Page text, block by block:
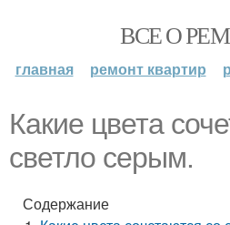
ВСЕ О
главная ремонт квартир
Какие цвета
светло серым.
Содержание